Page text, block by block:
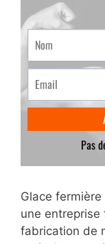
Glace
une entreprise
fabrication de